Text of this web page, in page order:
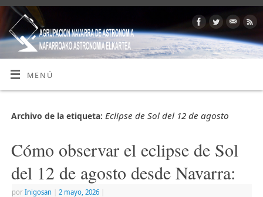
MENÚ
Archivo de la etiqueta: Eclipse de Sol del 12 de agosto
Cómo observar el eclipse de Sol
del 12 de agosto desde Navarra:
por Inigosan 2 mayo, 2026